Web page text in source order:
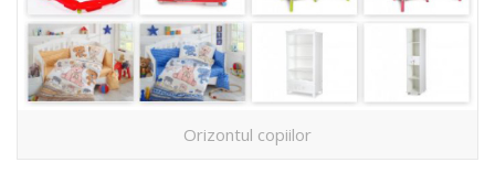
Orizontul copiilor